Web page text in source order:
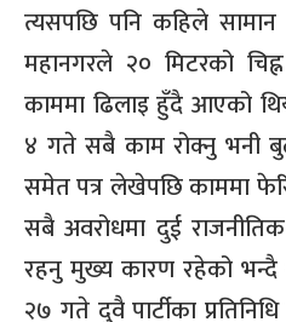
त्यसपछि पनि कहिले
महानगरले २० मिटरको
काममा ढिलाइ हुँदै आएको
४ गते सबै काम रोक्नु भनी
समेत पत्र लेखेपछि काममा
सबै अवरोधमा दुई
रहनु मुख्य कारण रहेको भन्दै
२७ गते दुवै पार्टीका